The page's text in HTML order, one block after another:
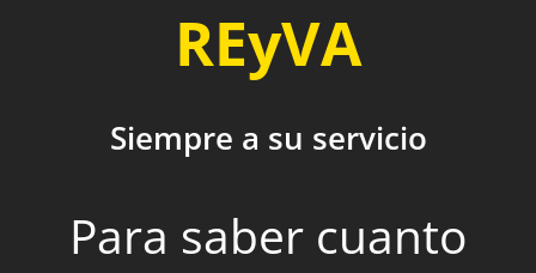
REyVA
Siempre a su servicio
Para saber cuanto